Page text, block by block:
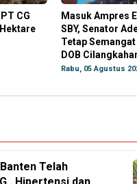
CG
Masuk Ampres
SBY, Senator
Tetap
DOB
Rabu, 05 Agustus
Telah